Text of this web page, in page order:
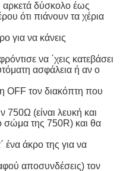
αρκετά δύσκολο έως
ότι πιάνουν τα χέρια
για να κάνεις
να ΄χεις κατεβάσει
ασφάλεια ή αν ο
OFF τον διακόπτη που
750Ω (είναι λευκή και
σώμα της 750R) και θα
ένα άκρο της για να
αποσυνδέσεις) τον